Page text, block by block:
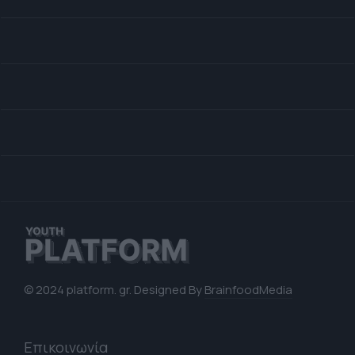
© 2024 platform. gr. Designed ByBrainfoodMedia
Επικοινωνία